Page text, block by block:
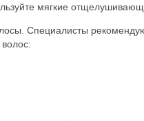
мягкие
Специалисты